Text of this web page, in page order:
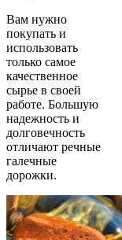
Вам нужно
покупать и
использовать
только самое
качественное
сырье в своей
работе. Большую
надежность и
долговечность
отличают речные
галечные
дорожки.